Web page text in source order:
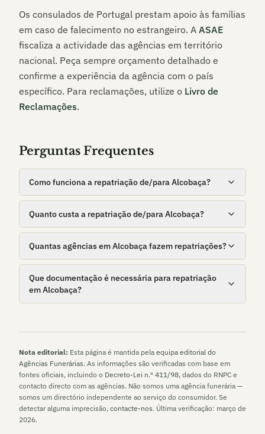
Os consulados de Portugal prestam apoio às famílias
em caso de falecimento no estrangeiro. A ASAE
fiscaliza a actividade das agências em território
nacional. Peça sempre orçamento detalhado e
confirme a experiência da agência com o país
específico. Para reclamações, utilize o Livro de
Reclamações.
Perguntas Frequentes
Como funciona a repatriação de/para Alcobaça?
Quanto custa a repatriação de/para Alcobaça?
Quantas agências em Alcobaça fazem repatriações?
Que documentação é necessária para repatriação
em Alcobaça?
Nota editorial: Esta página é mantida pela equipa editorial do
Agências Funerárias. As informações são verificadas com base em
fontes oficiais, incluindo o Decreto-Lei n.º 411/98, dados do RNPC e
contacto directo com as agências. Não somos uma agência funerária —
somos um directório independente ao serviço do consumidor. Se
detectar alguma imprecisão, contacte-nos. Última verificação: março de
2026.